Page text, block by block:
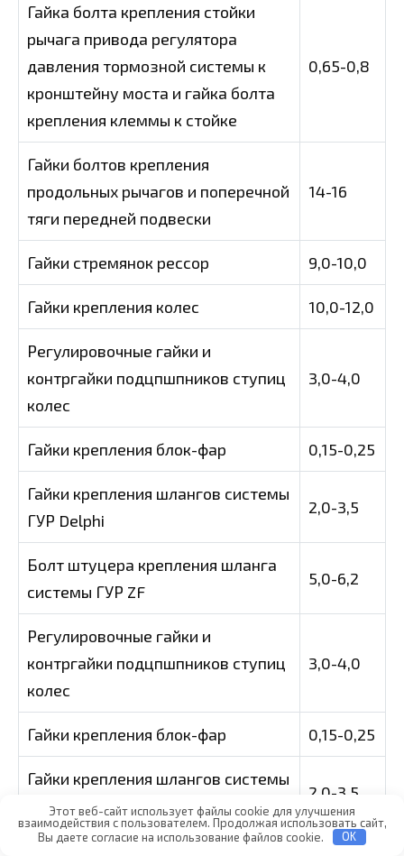
Гайка болта крепления стойки
рычага привода регулятора
давления тормозной системы к
кронштейну моста и гайка болта
крепления клеммы к стойке
0,65-0,8
Гайки болтов крепления
продольных рычагов и поперечной
тяги передней подвески
14-16
Гайки стремянок рессор 9,0-10,0
Гайки крепления колес 10,0-12,0
Регулировочные гайки и
контргайки подцпшпников ступиц
колес
3,0-4,0
Гайки крепления блок-фар 0,15-0,25
Гайки крепления шлангов системы
ГУР Delphi
2,0-3,5
Болт штуцера крепления шланга
системы ГУР ZF
5,0-6,2
Регулировочные гайки и
контргайки подцпшпников ступиц
колес
3,0-4,0
Гайки крепления блок-фар 0,15-0,25
Гайки крепления шлангов системы
ТУР Delphi
2,0-3,5
Болт штуцера крепления шланга
Этот веб-сайт использует файлы cookie для улучшения
взаимодействия с пользователем. Продолжая использовать сайт,
Вы даете согласие на использование файлов cookie.
OK